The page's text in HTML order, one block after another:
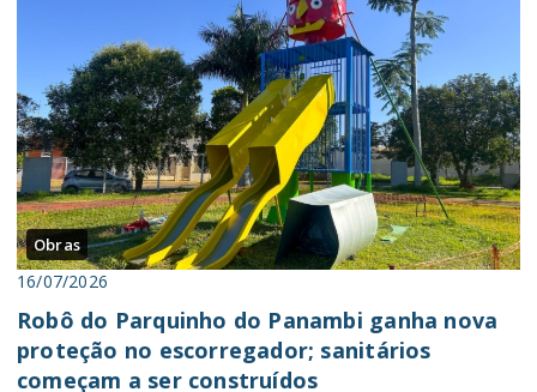
Obras
16/07/2026
Robô do Parquinho do Panambi ganha nova
proteção no escorregador; sanitários
começam a ser construídos